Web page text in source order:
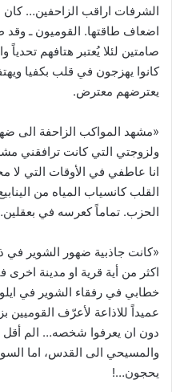
الشرفات اراقب الزاحفين…
اضعاف طاقتها. القوميون ـ وقد
صامتين لئلا يُعتبر هتافهم تحدياً
كانوا يهزجون في قلب بكفيا
يعترضهم معترض.
«مشهد المواكب الزاحفة الى
ولزوجتي التي كانت ترافقني
انا عاطفي في الأوقات التي لا
القلب كانسياب المياه من
الحزب. تماماً كعرسه في
«كانت جاذبية ضهور الشوير في
اكثر من أية قرية او مدينة اخرى
عميداً للاذاعة لأعرّف القوميين
دون ان يعرفوا شخصه… الم أقل
والمسيحي الى القدس، اما
يحجون…!